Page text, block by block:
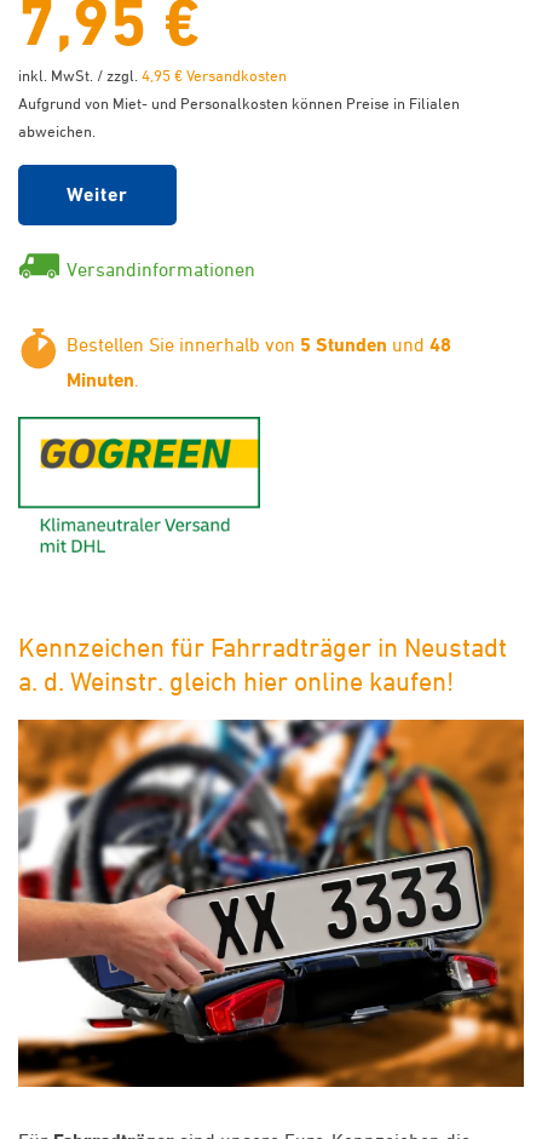
7,95 €
inkl. MwSt. / zzgl. 4,95 € Versandkosten
Aufgrund von Miet- und Personalkosten können Preise in Filialen
abweichen.
Weiter
Versandinformationen
Bestellen Sie innerhalb von 5 Stunden und 48
Minuten
Kennzeichen für Fahrradträger in Neustadt
a. d. Weinstr. gleich hier online kaufen!